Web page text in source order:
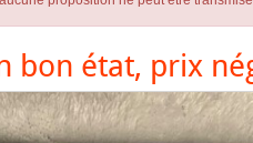
bon état, prix